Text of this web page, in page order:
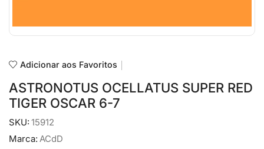
Adicionar aos Favoritos
ASTRONOTUS OCELLATUS SUPER RED
TIGER OSCAR 6-7
SKU: 15912
Marca: ACdD